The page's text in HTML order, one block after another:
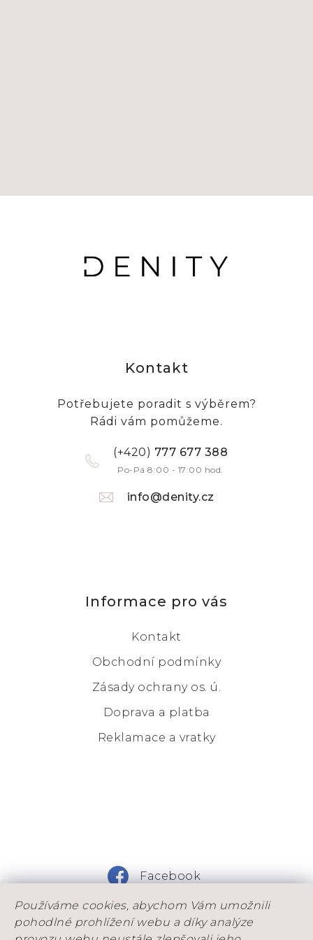
Používáme cookies, abychom Vám umožnili
pohodlné prohlížení webu a díky analýze
Kontakt
Potřebujete poradit s výběrem?
Rádi vám pomůžeme.
(+420) 777 677 388
Po-Pá 8:00 - 17:00 hod.
info@denity.cz
Informace pro vás
Kontakt
Obchodní podmínky
Zásady ochrany os. ú.
Doprava a platba
Reklamace a vratky
Facebook
Instagram